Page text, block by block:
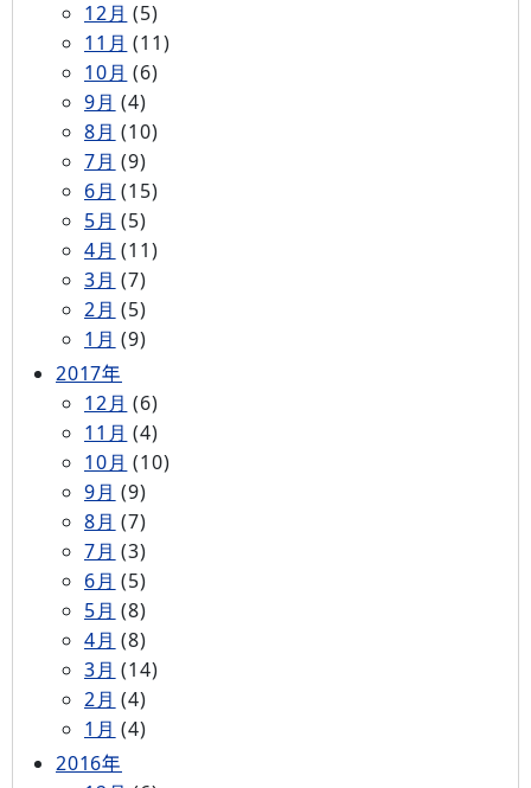
12月 (5)
11月 (11)
10月 (6)
9月 (4)
8月 (10)
7月 (9)
6月 (15)
5月 (5)
4月 (11)
3月 (7)
2月 (5)
1月 (9)
2017年
12月 (6)
11月 (4)
10月 (10)
9月 (9)
8月 (7)
7月 (3)
6月 (5)
5月 (8)
4月 (8)
3月 (14)
2月 (4)
1月 (4)
2016年